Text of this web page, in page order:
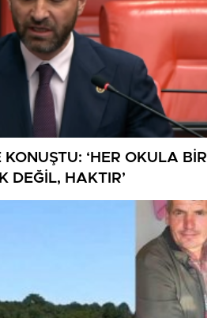
KONUŞTU: ‘HER OKULA BİR
DEĞİL, HAKTIR’